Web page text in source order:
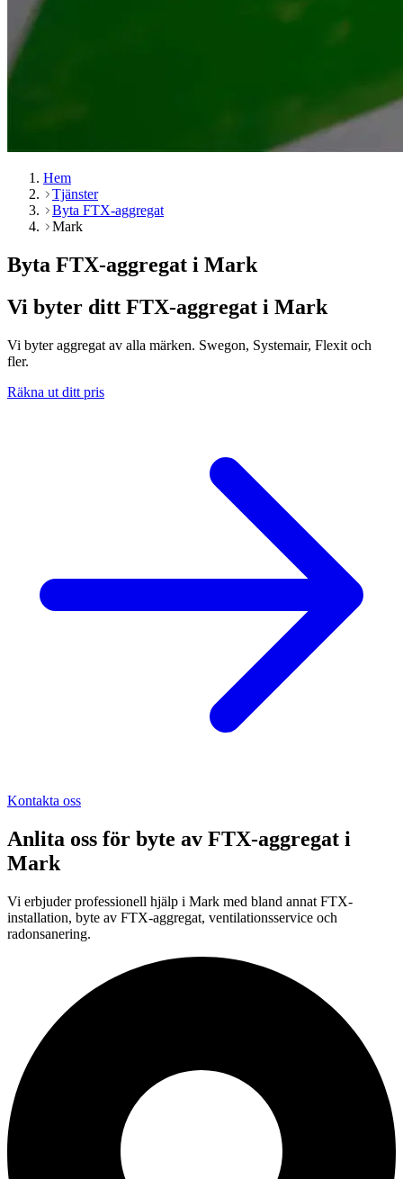
Hem
Tjänster
Byta FTX-aggregat
Mark
Byta FTX-aggregat i Mark
Vi byter ditt FTX-aggregat i Mark
Vi byter aggregat av alla märken. Swegon, Systemair, Flexit och
fler.
Räkna ut ditt pris
Kontakta oss
Anlita oss för byte av FTX-aggregat i
Mark
Vi erbjuder professionell hjälp i Mark med bland annat FTX-
installation, byte av FTX-aggregat, ventilationsservice och
radonsanering.